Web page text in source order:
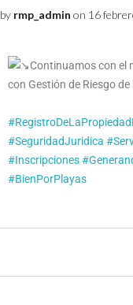
by rmp_admin on 16
Continuamos con el
con Gestión de Riesgo de
#SeguridadJuridica
#Inscripciones
#BienPorPlayas